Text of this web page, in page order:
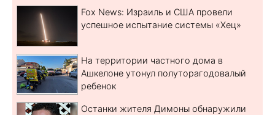
Fox News: Израиль и США провели
успешное испытание системы «Хец»
На территории частного дома в
Ашкелоне утонул полуторагодовалый
ребенок
Останки жителя Димоны обнаружили